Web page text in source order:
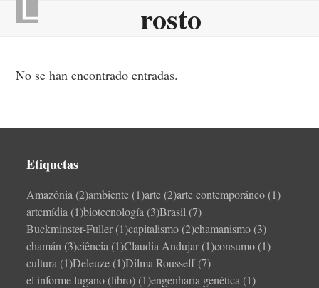
rosto
No se han encontrado entradas.
Etiquetas
Amazônia (2)ambiente (1)arte (2)arte contemporáneo (1)
artemídia (1)biotecnología (3)Brasil (7)
Buckminster-Fuller(1)capitalismo (2)chamanismo (3)
chamán (3)ciência (1)Claudia Andujar(1)consumo (1)
cultura (1)Deleuze (1)Dilma Rousseff (7)
el informe lugano (libro) (1)engenharia genética (1)